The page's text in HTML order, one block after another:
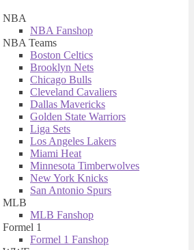
NBA
NBA Fanshop
NBA Teams
Boston Celtics
Brooklyn Nets
Chicago Bulls
Cleveland Cavaliers
Dallas Mavericks
Golden State Warriors
Liga Sets
Los Angeles Lakers
Miami Heat
Minnesota Timberwolves
New York Knicks
San Antonio Spurs
MLB
MLB Fanshop
Formel 1
Formel 1 Fanshop